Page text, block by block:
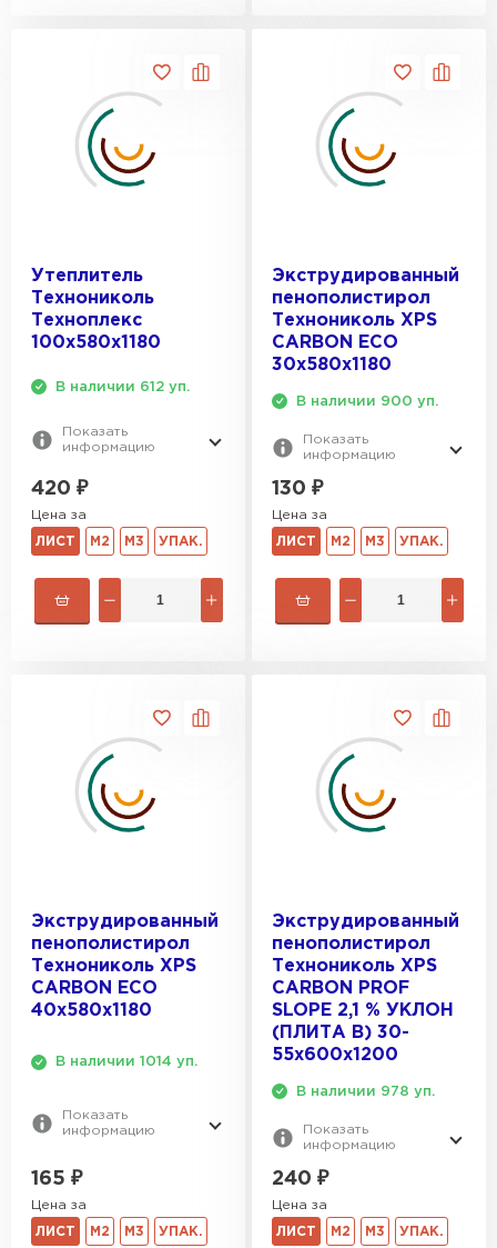
Утеплитель
Технониколь
Техноплекс
100х580х1180
В наличии 612 уп.
Показать
информацию
420 ₽
Цена за
ЛИСТ М2 М3 УПАК.
Экструдированный
пенополистирол
Технониколь XPS
CARBON ECO
30х580х1180
В наличии 900 уп.
Показать
информацию
130 ₽
Цена за
ЛИСТ М2 М3 УПАК.
Экструдированный
пенополистирол
Технониколь XPS
CARBON ECO
40х580х1180
В наличии 1014 уп.
Показать
информацию
165 ₽
Цена за
ЛИСТ М2 М3 УПАК.
Экструдированный
пенополистирол
Технониколь XPS
CARBON PROF
SLOPE 2,1 % УКЛОН
(ПЛИТА B) 30-
55х600х1200
В наличии 978 уп.
Показать
информацию
240 ₽
Цена за
ЛИСТ М2 М3 УПАК.
ВСЕ ПРОИЗВОДИТЕЛИ